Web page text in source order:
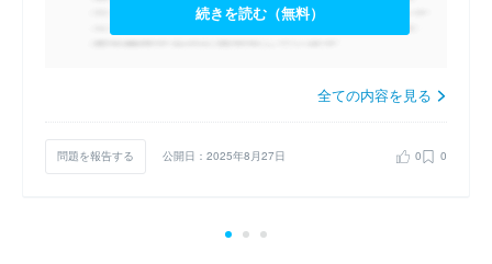
続きを読む（無料）
全ての内容を見る
問題を報告する 公開日：2025年8月27日 0 0